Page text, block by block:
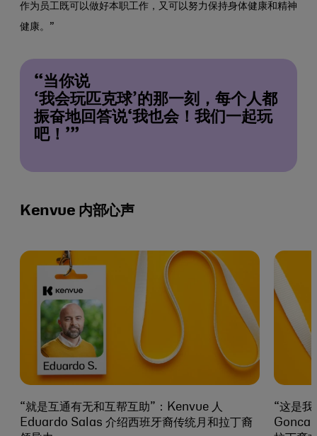
作为员工既可以做好本职工作，又可以努力保持身体健康和精神
健康。”
“当你说
‘我会玩匹克球’的那一刻， 每个人都
振奋地回答说‘我也会！我们一起玩
吧！’”
Kenvue 内部心声
“就是互通有无和互帮互助”：Kenvue 人
Eduardo Salas 介绍西班牙裔传统月和拉丁裔
“这是